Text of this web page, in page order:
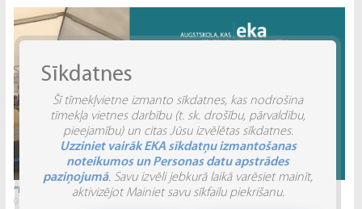
“INVENTIO 2026” ATSKATS
04.06.2026.
Sīkdatnes
Šī tīmekļvietne izmanto sīkdatnes, kas nodrošina
tīmekļa vietnes darbību (t. sk. drošību, pārvaldību,
pieejamību) un citas Jūsu izvēlētas sīkdatnes.
Uzziniet vairāk EKA sīkdatņu izmantošanas
noteikumos un Personas datu apstrādes
paziņojumā. Savu izvēli jebkurā laikā varēsiet mainīt,
aktivizējot Mainiet savu sīkfailu piekrišanu.